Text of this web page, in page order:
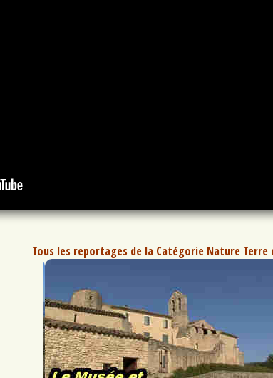
Tous les reportages de la Catégorie Nature Terre